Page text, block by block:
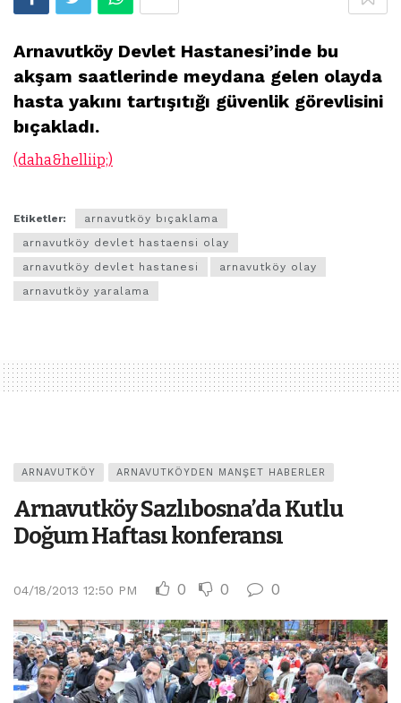
Arnavutköy Devlet Hastanesi’inde bu
akşam saatlerinde meydana gelen olayda
hasta yakını tartışıtığı güvenlik görevlisini
bıçakladı.
(daha&helliip;)
Etiketler:
arnavutköy bıçaklama
arnavutköy devlet hastaensi olay
arnavutköy devlet hastanesi
arnavutköy olay
arnavutköy yaralama
ARNAVUTKÖY ARNAVUTKÖYDEN MANŞET HABERLER
Arnavutköy Sazlıbosna’da Kutlu
Doğum Haftası konferansı
04/18/2013 12:50 PM 0 0 0